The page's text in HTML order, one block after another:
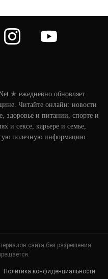
instagram
✭ ежедневно обновляет
Читайте онлайн: новости
здоровье и питании, спорте и
и сексе, карьере и семье,
полезную информацию.
сайта без разрешения
Политика конфиденциальности